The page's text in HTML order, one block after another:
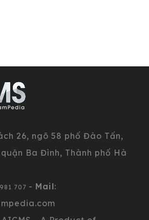
26, ngõ 58 phố Đào Tấn,
Ba Đình, Thành phố Hà
707 - Mail: